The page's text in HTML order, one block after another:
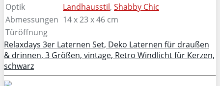
Optik
Landhausstil, Shabby Chic
Abmessungen 14 x 23 x 46 cm
Türöffnung
Relaxdays 3er Laternen Set, Deko Laternen für draußen
& drinnen, 3 Größen, vintage, Retro Windlicht für Kerzen,
schwarz